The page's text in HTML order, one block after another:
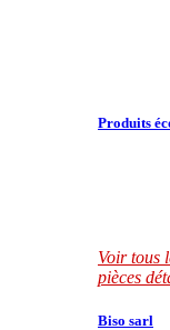
Produits
Voir tous
pièces
Biso sarl